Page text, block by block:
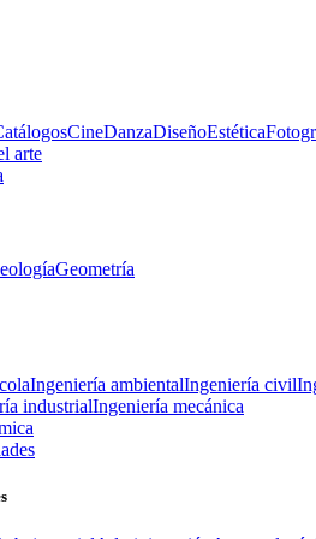
CineDanzaDiseñoEstética
arte
Geometría
Ingeniería ambientalIngeniería civil
industrialIngeniería mecánica